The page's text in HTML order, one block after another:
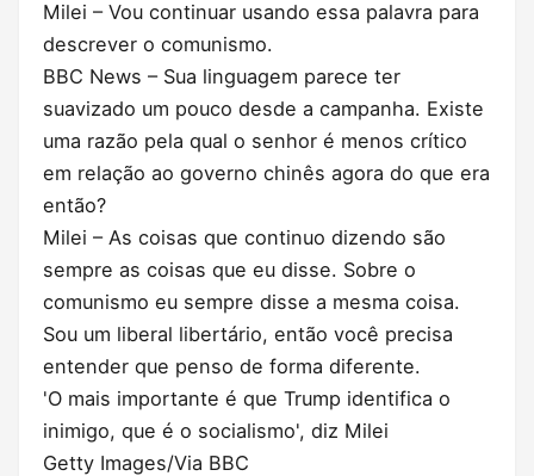
Milei – Vou continuar usando essa palavra para
descrever o comunismo.
BBC News – Sua linguagem parece ter
suavizado um pouco desde a campanha. Existe
uma razão pela qual o senhor é menos crítico
em relação ao governo chinês agora do que era
então?
Milei – As coisas que continuo dizendo são
sempre as coisas que eu disse. Sobre o
comunismo eu sempre disse a mesma coisa.
Sou um liberal libertário, então você precisa
entender que penso de forma diferente.
'O mais importante é que Trump identifica o
inimigo, que é o socialismo', diz Milei
Getty Images/Via BBC